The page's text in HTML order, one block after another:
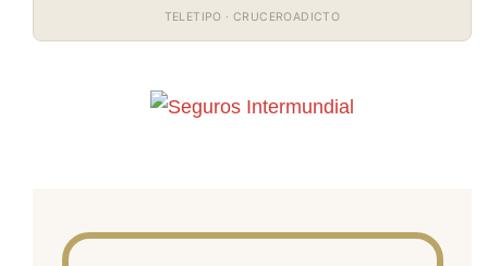
TELETIPO · CRUCEROADICTO